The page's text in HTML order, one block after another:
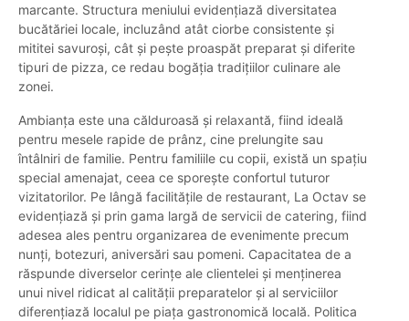
marcante. Structura meniului evidențiază diversitatea
bucătăriei locale, incluzând atât ciorbe consistente și
mititei savuroși, cât și pește proaspăt preparat și diferite
tipuri de pizza, ce redau bogăția tradițiilor culinare ale
zonei.
Ambianța este una călduroasă și relaxantă, fiind ideală
pentru mesele rapide de prânz, cine prelungite sau
întâlniri de familie. Pentru familiile cu copii, există un spațiu
special amenajat, ceea ce sporește confortul tuturor
vizitatorilor. Pe lângă facilitățile de restaurant, La Octav se
evidențiază și prin gama largă de servicii de catering, fiind
adesea ales pentru organizarea de evenimente precum
nunți, botezuri, aniversări sau pomeni. Capacitatea de a
răspunde diverselor cerințe ale clientelei și menținerea
unui nivel ridicat al calității preparatelor și al serviciilor
diferențiază localul pe piața gastronomică locală. Politica